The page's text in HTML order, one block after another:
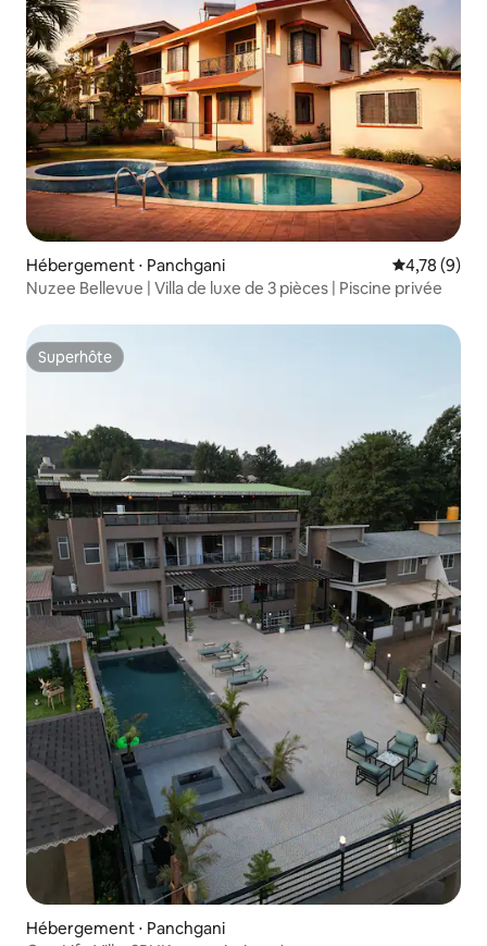
Hébergement ⋅ Panchgani Évaluation
4,78 (9)
Nuzee Bellevue | Villa de luxe de 3 pièces | Piscine privée
Superhôte
Superhôte
Hébergement ⋅ Panchgani